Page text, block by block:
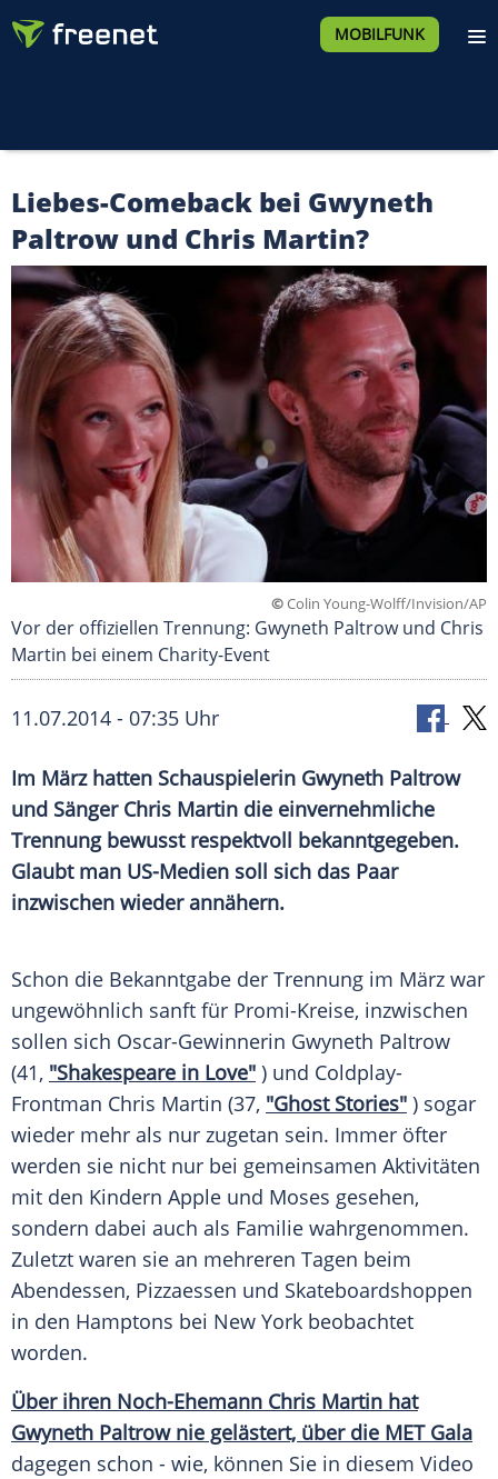
MOBILFUNK
Liebes-Comeback bei Gwyneth
Paltrow und Chris Martin?
©Colin Young-Wolff/Invision/AP
Vor der offiziellen Trennung: Gwyneth Paltrow und Chris
Martin bei einem Charity-Event
11.07.2014 - 07:35 Uhr
Im März hatten Schauspielerin Gwyneth Paltrow
und Sänger Chris Martin die einvernehmliche
Trennung bewusst respektvoll bekanntgegeben.
Glaubt man US-Medien soll sich das Paar
inzwischen wieder annähern.
Schon die Bekanntgabe der Trennung im März war
ungewöhnlich sanft für Promi-Kreise, inzwischen
sollen sich Oscar-Gewinnerin Gwyneth Paltrow
(41, "Shakespeare in Love" ) und Coldplay-
Frontman Chris Martin (37, "Ghost Stories" ) sogar
wieder mehr als nur zugetan sein. Immer öfter
werden sie nicht nur bei gemeinsamen Aktivitäten
mit den Kindern Apple und Moses gesehen,
sondern dabei auch als Familie wahrgenommen.
Zuletzt waren sie an mehreren Tagen beim
Abendessen, Pizzaessen und Skateboardshoppen
in den Hamptons bei New York beobachtet
worden.
Über ihren Noch-Ehemann Chris Martin hat
Gwyneth Paltrownie gelästert, über die MET Gala
dagegen schon - wie, können Sie in diesem Video